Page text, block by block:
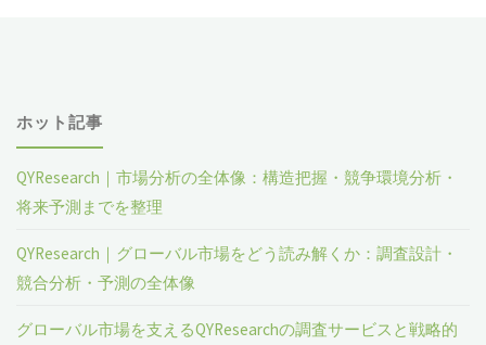
ホット記事
QYResearch｜市場分析の全体像：構造把握・競争環境分析・
将来予測までを整理
QYResearch｜グローバル市場をどう読み解くか：調査設計・
競合分析・予測の全体像
グローバル市場を支えるQYResearchの調査サービスと戦略的